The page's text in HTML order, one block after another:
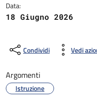
Data:
18 Giugno 2026
Condividi Vedi
Argomenti
Istruzione